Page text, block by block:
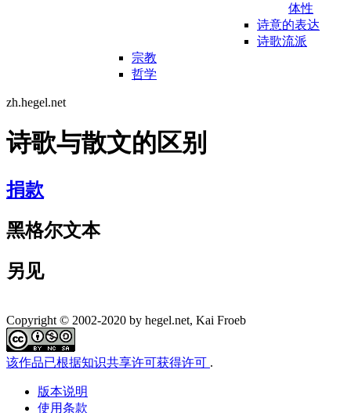
体性
诗意的表达
诗歌流派
宗教
哲学
zh.hegel.net
诗歌与散文的区别
捐款
黑格尔文本
另见
Copyright © 2002-2020 by hegel.net, Kai Froeb
该作品已根据知识共享许可获得许可 .
版本说明
使用条款